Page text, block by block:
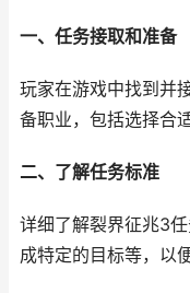
一、任务接取和准备
玩家在游戏中找到并
备职业，包括选择合
二、了解任务标准
详细了解裂界征兆3
成特定的目标等，以